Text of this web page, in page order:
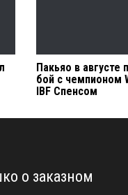
Пакьяо в августе
бой с чемпионом
IBF Спенсом
о заказном